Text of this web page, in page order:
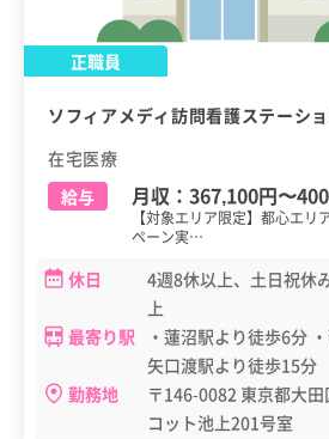
正職員
ソフィアメディ訪問看護ステーシ
在宅医療
給与
月収： 367,100円〜
【対象エリア限定】都心エリ
ペーン実…
休日
4週8休以上、土日祝休
上
最寄り駅
・蓮沼駅より徒歩6分
矢口渡駅より徒歩15分
勤務地
〒146-0082 東京都大
コット池上201号室